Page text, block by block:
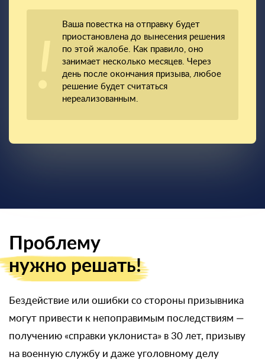
Ваша повестка на отправку будет
приостановлена до вынесения решения
по этой жалобе. Как правило, оно
занимает несколько месяцев. Через
день после окончания призыва, любое
решение будет считаться
нереализованным.
Проблему
нужно решать!
Бездействие или ошибки со стороны призывника
могут привести к непоправимым последствиям —
получению «справки уклониста» в 30 лет, призыву
на военную службу и даже уголовному делу